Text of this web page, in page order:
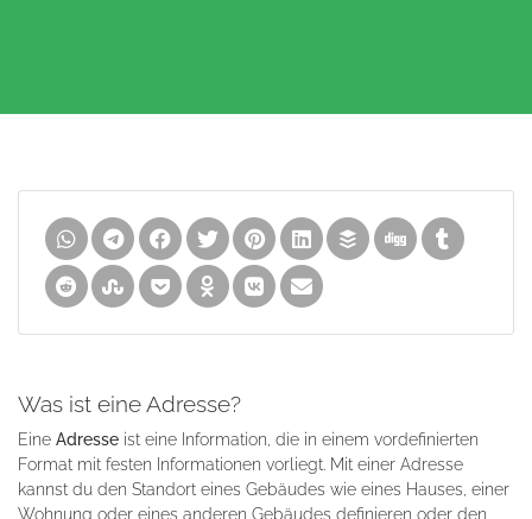
Was ist eine Adresse?
Eine Adresse ist eine Information, die in einem vordefinierten
Format mit festen Informationen vorliegt. Mit einer Adresse
kannst du den Standort eines Gebäudes wie eines Hauses, einer
Wohnung oder eines anderen Gebäudes definieren oder den